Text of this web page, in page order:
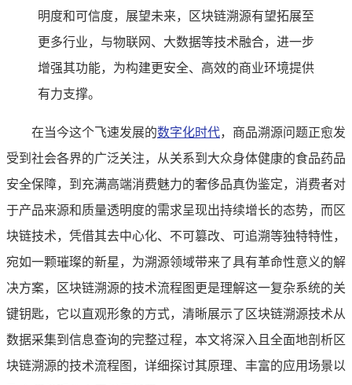
明度和可信度，展望未来，区块链溯源有望拓展至
更多行业，与物联网、大数据等技术融合，进一步
增强其功能，为构建更安全、高效的商业环境提供
有力支撑。
在当今这个飞速发展的数字化时代，商品溯源问题正愈发
受到社会各界的广泛关注，从关系到大众身体健康的食品药品
安全保障，到充满高端消费魅力的奢侈品真伪鉴定，消费者对
于产品来源和质量透明度的需求呈现出持续增长的态势，而区
块链技术，凭借其去中心化、不可篡改、可追溯等独特特性，
宛如一颗璀璨的新星，为溯源领域带来了具有革命性意义的解
决方案，区块链溯源的技术流程图更是理解这一复杂系统的关
键钥匙，它以直观形象的方式，清晰展示了区块链溯源技术从
数据采集到信息查询的完整过程，本文将深入且全面地剖析区
块链溯源的技术流程图，详细探讨其原理、丰富的应用场景以